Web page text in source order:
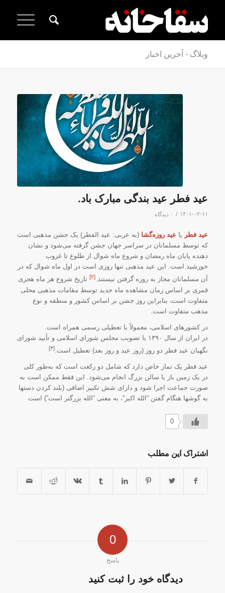
وبلاگ - آخرین اخبار
عید فطر عید بندگی مبارک باد.
۱۴۰۱-۰۲-۱۱ / ۰ دیدگاه
عید فطر یا عید روزه‌گشا (به عربی: عید الفطر ) یک جشن مذهبی است
که توسط مسلمانان در سراسر جهان جشن گرفته می‌شود و نشان
دهنده پایان ماه رمضان و شروع ماه شوال از طلوع تا غروب
خورشید است. این عید مذهبی تنها روزی است در اول ماه شوال که در
آن مسلمانان مجاز به روزه گرفتن نیستند.[۲]
تاریخ شروع هر ماه هجری
قمری بر اساس زمان مشاهده ماه جدید توسط مقامات مذهبی محلی
متفاوت است، بنابراین روز جشن بر اساس کشور و منطقه و نوع
مذهب متفاوت است.
در کشورهای اسلامی، معمولاً با تعطیلی رسمی همراه است.
در ایران از سال ۱۳۹۰ با تصویب مجلس شورای اسلامی و تأیید شورای
نگهبان عید فطر دو روز (روز عید و روز بعد) تعطیل است.[۳]
عید فطر یک نماز خاص دارد که شامل دو رکعت است که به‌طور کلی
در یک زمین باز یا سالن بزرگ انجام می‌شود. این فقط ممکن است به
صورت جماعت اجرا شود و دارای شش تکبیر اضافی (بلند کردن دستها
به گوشها هنگام گفتن “الله اکبر”، به معنی “الله بزرگتر است”) است
0
اشتراک این مطلب
0
پاسخ
دیدگاه خود را ثبت کنید